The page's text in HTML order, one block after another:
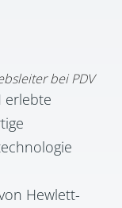
erlebte
Hewlett-
bei PDV